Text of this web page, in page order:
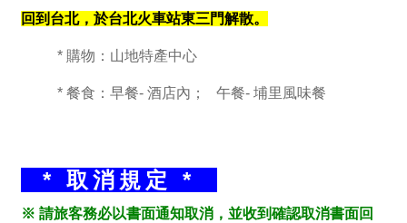
回到台北，於台北火車站東三門解散。
* 購物：山地特產中心
* 餐食：早餐- 酒店內； 午餐- 埔里風味餐
* 取消規定 *
※ 請旅客務必以書面通知取消，並收到確認取消書面回